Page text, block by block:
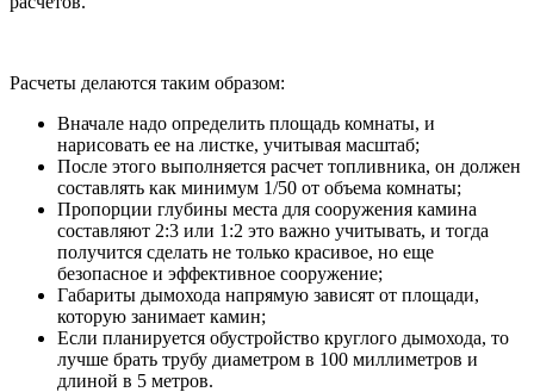
Расчеты делаются таким образом:
Вначале надо определить площадь комнаты, и
нарисовать ее на листке, учитывая масштаб;
После этого выполняется расчет топливника, он должен
составлять как минимум 1/50 от объема комнаты;
Пропорции глубины места для сооружения камина
составляют 2:3 или 1:2 это важно учитывать, и тогда
получится сделать не только красивое, но еще
безопасное и эффективное сооружение;
Габариты дымохода напрямую зависят от площади,
которую занимает камин;
Если планируется обустройство круглого дымохода, то
лучше брать трубу диаметром в 100 миллиметров и
длиной в 5 метров.